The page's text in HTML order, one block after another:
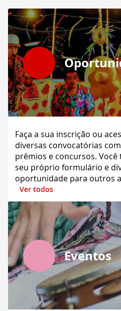
Faça a sua inscrição ou
diversas convocatórias
prêmios e concursos.
seu próprio formulário e
oportunidade para outros
Ver todos
Eventos